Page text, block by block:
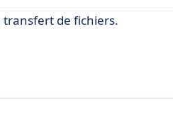
transfert de fichiers.